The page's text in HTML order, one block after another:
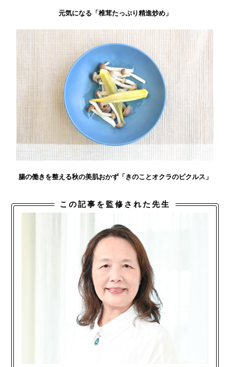
元気になる「椎茸たっぷり精進炒め」
腸の働きを整える秋の美肌おかず「きのことオクラのピクルス」
この記事を監修された先生